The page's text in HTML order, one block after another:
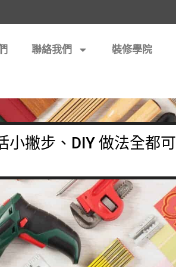
聯絡我們 裝修學院
小撇步、DIY 做法全都可